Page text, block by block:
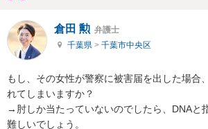
倉田 勲 弁護士
千葉県 > 千葉市中央区
もし、その女性が警察に被害届を出した場合
れてしまいますか？
→肘しか当たっていないのでしたら、DNAと
難しいでしょう。